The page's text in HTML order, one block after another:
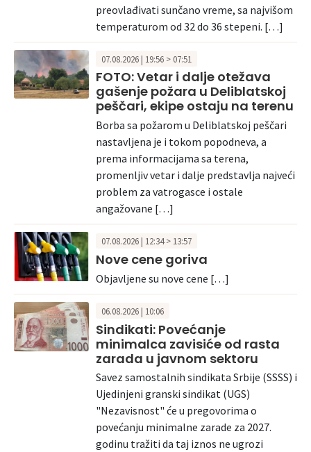
preovlađivati sunčano vreme, sa najvišom
temperaturom od 32 do 36 stepeni. […]
07.08.2026 | 19:56 > 07:51
FOTO: Vetar i dalje otežava
gašenje požara u Deliblatskoj
peščari, ekipe ostaju na terenu
Borba sa požarom u Deliblatskoj peščari
nastavljena je i tokom popodneva, a
prema informacijama sa terena,
promenljiv vetar i dalje predstavlja najveći
problem za vatrogasce i ostale
angažovane […]
07.08.2026 | 12:34 > 13:57
Nove cene goriva
Objavljene su nove cene […]
06.08.2026 | 10:06
Sindikati: Povećanje
minimalca zavisiće od rasta
zarada u javnom sektoru
Savez samostalnih sindikata Srbije (SSSS) i
Ujedinjeni granski sindikat (UGS)
"Nezavisnost" će u pregovorima o
povećanju minimalne zarade za 2027.
godinu tražiti da taj iznos ne ugrozi